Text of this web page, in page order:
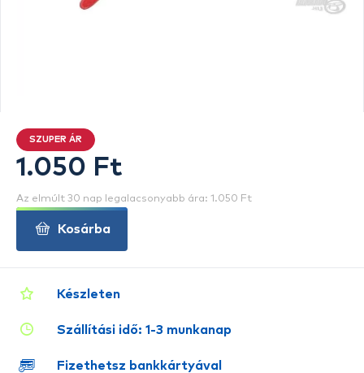
Készleten
Szállítási idő: 1-3 munkanap
Fizethetsz bankkártyával
SZUPER ÁR
1.050 Ft
Az elmúlt 30 nap legalacsonyabb ára: 1.050 Ft
Kosárba